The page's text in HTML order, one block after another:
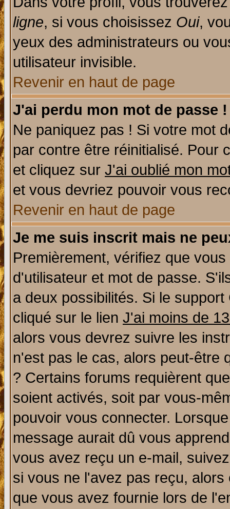
ligne, si vous choisissez Oui,
yeux des administrateurs ou
utilisateur invisible.
Revenir en haut de page
J'ai perdu mon mot de passe !
Ne paniquez pas ! Si votre mot
par contre être réinitialisé. Pour
et cliquez sur J'ai oublié mon
et vous devriez pouvoir vous
Revenir en haut de page
Je me suis inscrit mais ne
Premièrement, vérifiez que
d'utilisateur et mot de passe.
a deux possibilités. Si le
cliqué sur le lien J'ai moins de
alors vous devrez suivre les
n'est pas le cas, alors peut-être
? Certains forums requièrent
soient activés, soit par vous-
pouvoir vous connecter.
message aurait dû vous
vous avez reçu un e-mail,
si vous ne l'avez pas reçu,
que vous avez fournie lors de